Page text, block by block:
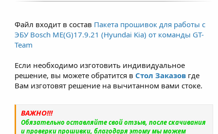
позволяет продлить срок службы ДВС. Для
атмосферных двигателей прирост по
7–15% и зависит от состояния двигателя,
условий эксплуатации и типа
используемого топлива.
Файл входит в состав Пакета прошивок для работы с
ЭБУ Bosch ME(G)17.9.21 (Hyundai Kia) от команды GT-
Team
Если необходимо изготовить индивидуальное
решение, вы можете обратится в Стол Заказов где
Вам изготовят решение на вычитанном вами стоке.
ВАЖНО!!!
Обязательно оставляйте свой отзыв, после скачивания
и проверки прошивки, благодаря этому мы можем